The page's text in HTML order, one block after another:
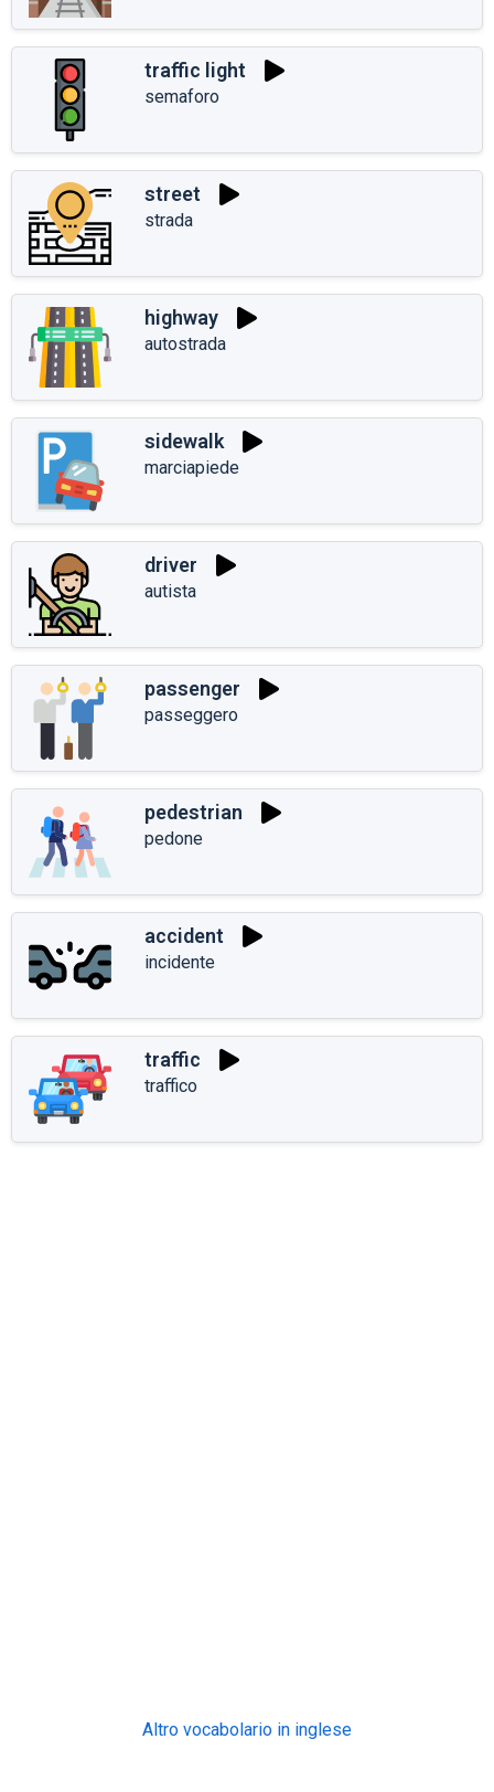
traffic light
semaforo
street
strada
highway
autostrada
sidewalk
marciapiede
driver
autista
passenger
passeggero
pedestrian
pedone
accident
incidente
traffic
traffico
Altro vocabolario in inglese